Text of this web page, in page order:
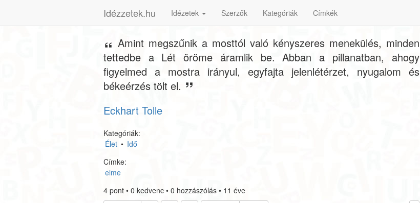
Idézzetek.hu Idézetek Szerzők Kategóriák Címkék
Amint megszűnik a mosttól való kényszeres menekülés, minden
tettedbe a Lét öröme áramlik be. Abban a pillanatban, ahogy
figyelmed a mostra irányul, egyfajta jelenlétérzet, nyugalom és
békeérzés tölt el.
Eckhart Tolle
Kategóriák:
Élet • Idő
Címke:
elme
4 pont • 0 kedvenc • 0 hozzászólás • 11 éve